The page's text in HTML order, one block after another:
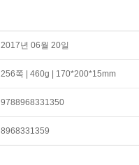
2017년 06월 20일
256쪽 | 460g | 170*200*15mm
9788968331350
8968331359